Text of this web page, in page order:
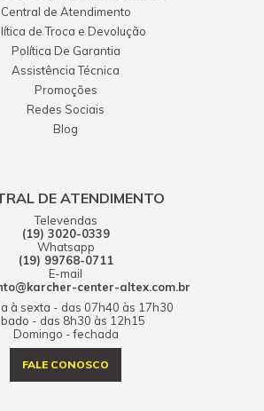
Central de Atendimento
de Troca e Devolução
Política De Garantia
Assistência Técnica
Promoções
Redes Sociais
Blog
DE ATENDIMENTO
Televendas
(19) 3020-0339
Whatsapp
(19) 99768-0711
E-mail
center-altex.com.br
à sexta - das 07h40 às 17h30
- das 8h30 às 12h15
Domingo - fechada
FALE CONOSCO